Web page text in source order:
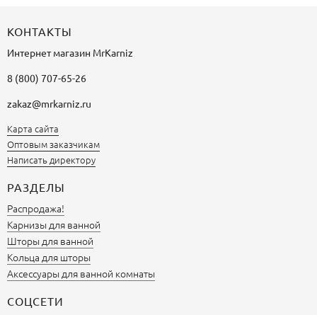
КОНТАКТЫ
Интернет магазин MrKarniz
8 (800) 707-65-26
zakaz@mrkarniz.ru
Карта сайта
Оптовым заказчикам
Написать директору
РАЗДЕЛЫ
Распродажа!
Карнизы для ванной
Шторы для ванной
Кольца для шторы
Аксессуары для ванной комнаты
СОЦСЕТИ